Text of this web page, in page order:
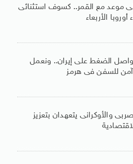
موعد مع القمر.. كسوف استثنائى
الأربعاء
الضغط على إيران.. ونعمل
للسفن فى هرمز
والأوكرانى يتعهدان بتعزيز